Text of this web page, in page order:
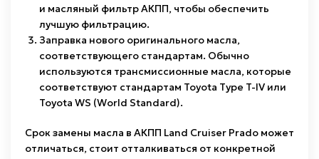
и масляный фильтр АКПП, чтобы обеспечить
лучшую фильтрацию.
Заправка нового оригинального масла,
соответствующего стандартам. Обычно
используются трансмиссионные масла, которые
соответствуют стандартам Toyota Type T-IV или
Toyota WS (World Standard).
Срок замены масла в АКПП Land Cruiser Prado может
отличаться, стоит отталкиваться от конкретной